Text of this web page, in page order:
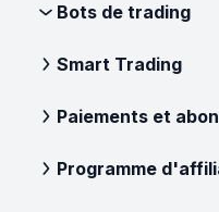
Bots de trading
Smart Trading
Paiements et
Programme